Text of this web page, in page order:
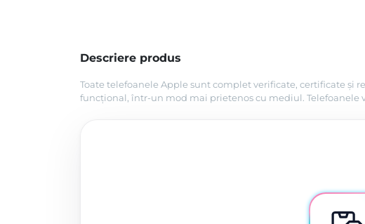
Descriere produs
Toate telefoanele Apple sunt complet verificate, certificate și
funcțional, într-un mod mai prietenos cu mediul. Telefoanele